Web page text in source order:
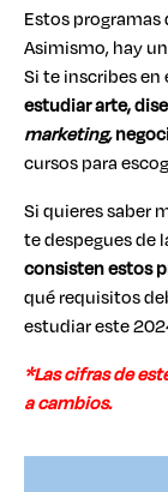
Estos
Asimismo, hay
Si te inscribes en
estudiar arte,
marketing,
cursos para
Si quieres saber
te despegues de
consisten estos
qué requisitos
estudiar este
*Las cifras de
a cambios.